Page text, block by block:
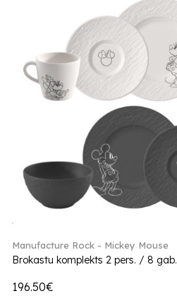
Manufacture Rock - Mickey Mouse
Brokastu komplekts 2 pers. / 8 gab.
196.50€